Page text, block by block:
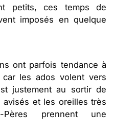
petits, ces temps de
imposés en quelque
ont parfois tendance à
les ados volent vers
justement au sortir de
et les oreilles très
Pères prennent une